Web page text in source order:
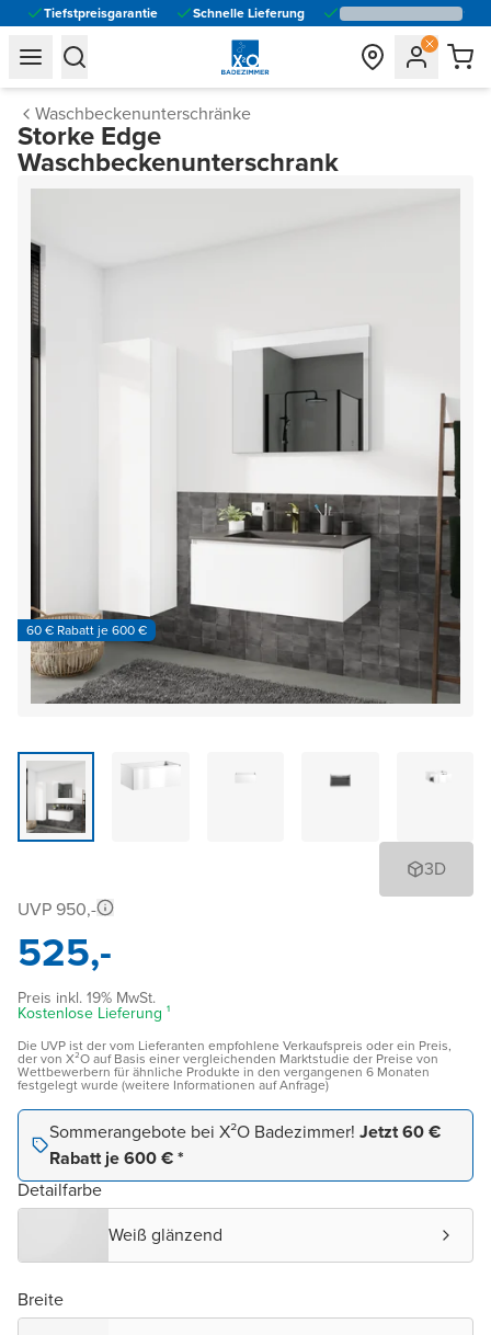
Tiefstpreisgarantie Schnelle Lieferung
general.navigation.toggle_menu.label
general.navigation.toggle_menu.label
Waschbeckenunterschränke
Storke Edge
Waschbeckenunterschrank
60 € Rabatt je 600 €
3D
UVP 950,-
525,-
Preis inkl. 19% MwSt.
Kostenlose Lieferung ¹
Die UVP ist der vom Lieferanten empfohlene Verkaufspreis oder ein Preis,
der von X²O auf Basis einer vergleichenden Marktstudie der Preise von
Wettbewerbern für ähnliche Produkte in den vergangenen 6 Monaten
festgelegt wurde (weitere Informationen auf Anfrage)
Sommerangebote bei X²O Badezimmer! Jetzt 60 €
Rabatt je 600 € *
Detailfarbe
Weiß glänzend
Breite